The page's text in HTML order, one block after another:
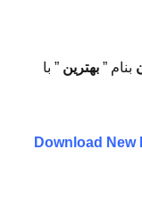
بنام ”بهترین” با
Download New